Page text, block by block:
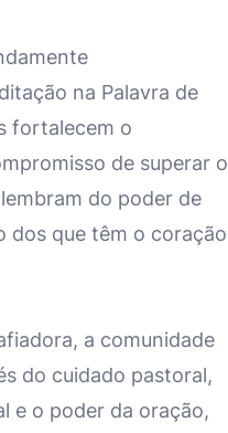
na Palavra de
fortalecem o
de superar o
do poder de
dos que têm o coração
a comunidade
do cuidado pastoral,
e o poder da oração,